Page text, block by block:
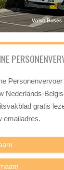
Nederlands-
gratis
emailadres.